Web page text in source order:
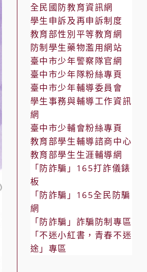
全民國防教育資訊網
學生申訴及再申訴制度
教育部性別平等教育網
防制學生藥物濫用網站
臺中市少年警察隊官網
臺中市少年隊粉絲專頁
臺中市少年輔導委員會
學生事務與輔導工作資訊
網
臺中市少輔會粉絲專頁
教育部學生輔導諮商中心
教育部學生生涯輔導網
「防詐騙」165打詐儀錶
板
「防詐騙」165全民防騙
網
「防詐騙」詐騙防制專區
「不迷小紅書，青春不迷
途」專區